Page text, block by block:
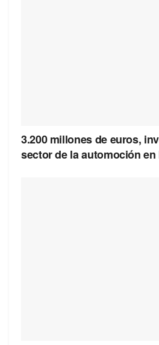
3.200 millones de euros,
sector de la automoción en